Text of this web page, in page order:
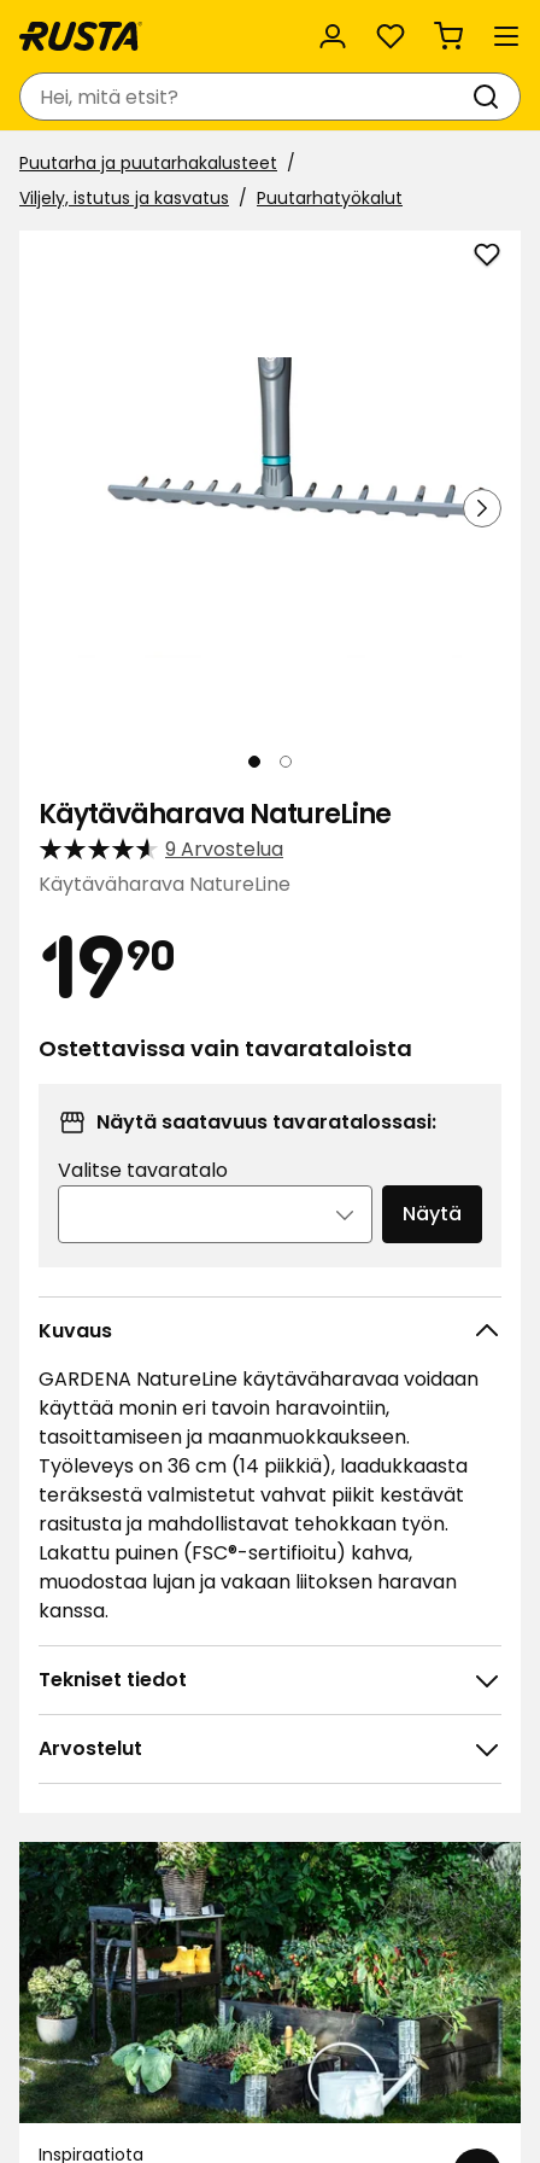
Suosikit
Haku
Puutarha ja puutarhakalusteet
Viljely, istutus ja kasvatus
Puutarhatyökalut
Lisää
Käytäväharava NatureLine
9 Arvostelua
Käytäväharava NatureLine
Hinta
1990
€
Ostettavissa vain tavarataloista
Näytä saatavuus tavaratalossasi:
Valitse tavaratalo
Näytä
Kuvaus
GARDENA NatureLine käytäväharavaa voidaan
käyttää monin eri tavoin haravointiin,
tasoittamiseen ja maanmuokkaukseen.
Työleveys on 36 cm (14 piikkiä), laadukkaasta
teräksestä valmistetut vahvat piikit kestävät
rasitusta ja mahdollistavat tehokkaan työn.
Lakattu puinen (FSC®-sertifioitu) kahva,
muodostaa lujan ja vakaan liitoksen haravan
kanssa.
Tekniset tiedot
Arvostelut
4.6
9 arvostelua
3 ☆
2 ☆
1 ☆
Lajittele
Suodata
Arvostelut (9)
EH Erkki H
Inspiraatiota